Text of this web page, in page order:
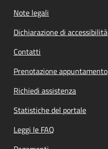
Note legali
Dichiarazione di accessibilità
Contatti
Prenotazione appuntamento
Richiedi assistenza
Statistiche del portale
Leggi le FAQ